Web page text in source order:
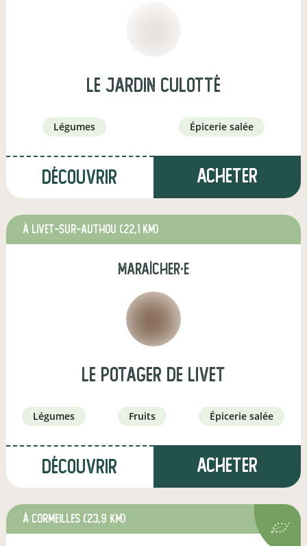
Le jardin Culotté
légumes épicerie salée
Découvrir Acheter
à Livet-sur-Authou (22,1 km)
maraîcher·e
Le Potager de Livet
légumes fruits épicerie salée
Découvrir Acheter
à Cormeilles (23,9 km)